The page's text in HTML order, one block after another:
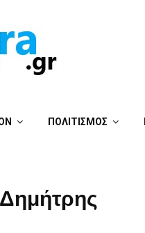
ΠΟΛΙΤΙΣΜΟΣ